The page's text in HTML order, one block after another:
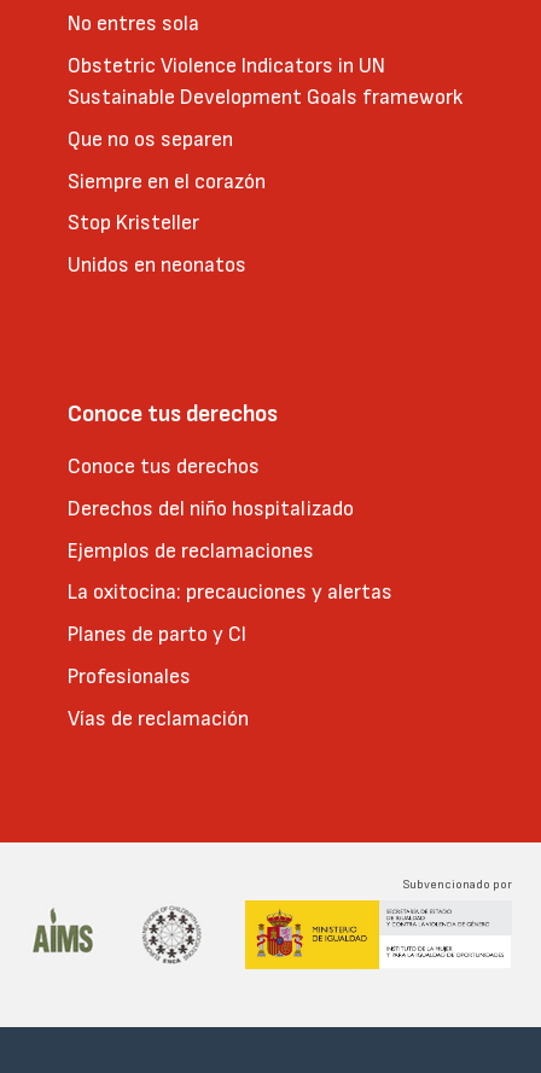
No entres sola
Obstetric Violence Indicators in UN
Sustainable Development Goals framework
Que no os separen
Siempre en el corazón
Stop Kristeller
Unidos en neonatos
Conoce tus derechos
Conoce tus derechos
Derechos del niño hospitalizado
Ejemplos de reclamaciones
La oxitocina: precauciones y alertas
Planes de parto y CI
Profesionales
Vías de reclamación
Subvencionado por